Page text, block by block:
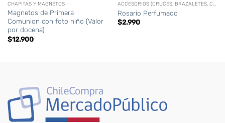
CHAPITAS Y MAGNETOS
Magnetos de Primera
Comunion con foto niño (Valor
por docena)
$12.900
ACCESORIOS (CRUCES, BRAZALETES, CORONAS,CIRIOS PERSONALIZADOS, ETC)
Rosario Perfumado
$2.990